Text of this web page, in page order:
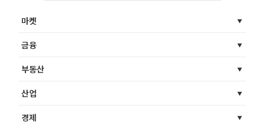
마켓
금융
부동산
산업
경제